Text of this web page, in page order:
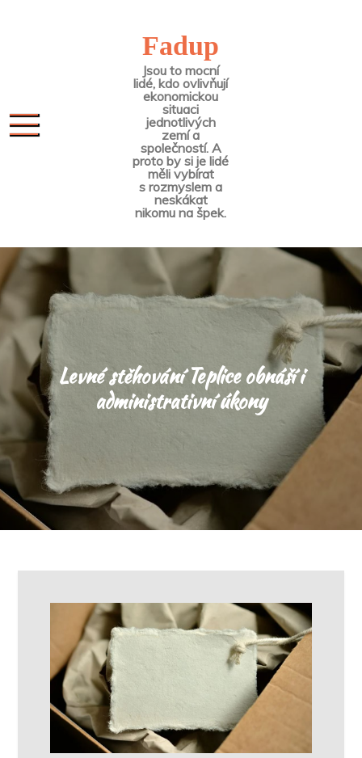
Fadup
Jsou to mocní
lidé, kdo ovlivňují
ekonomickou
situaci
jednotlivých
zemí a
společností. A
proto by si je lidé
měli vybírat
s rozmyslem a
neskákat
nikomu na špek.
Levné stěhování Teplice obnáší i
administrativní úkony